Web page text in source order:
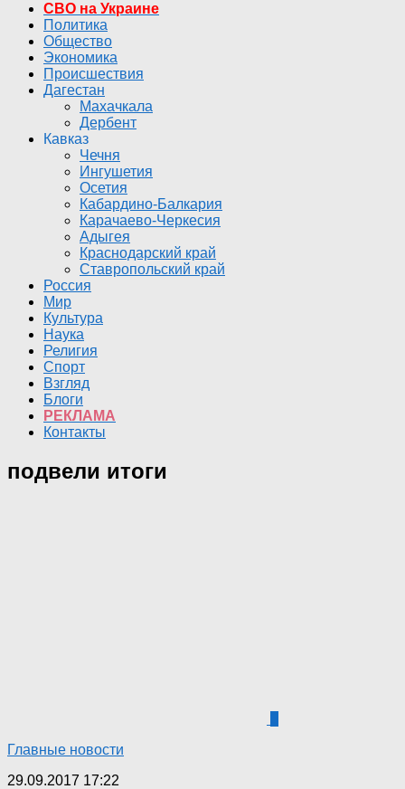
СВО на Украине
Политика
Общество
Экономика
Происшествия
Дагестан
Махачкала
Дербент
Кавказ
Чечня
Ингушетия
Осетия
Кабардино-Балкария
Карачаево-Черкесия
Адыгея
Краснодарский край
Ставропольский край
Россия
Мир
Культура
Наука
Религия
Спорт
Взгляд
Блоги
РЕКЛАМА
Контакты
подвели итоги
Главные новости
29.09.2017 17:22